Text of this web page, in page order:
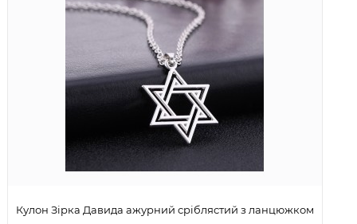
Кулон Зірка Давида ажурний сріблястий з ланцюжком